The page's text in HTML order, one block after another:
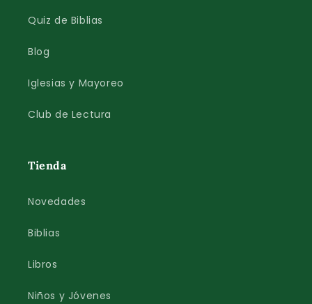
Quiz de Biblias
Blog
Iglesias y Mayoreo
Club de Lectura
Tienda
Novedades
Biblias
Libros
Niños y Jóvenes